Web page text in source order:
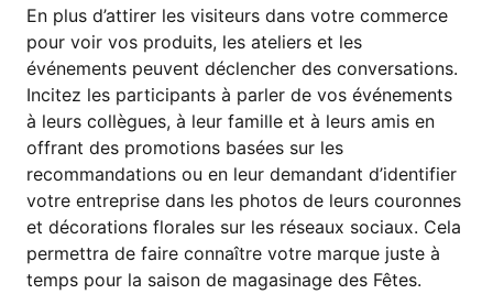
En plus d’attirer les visiteurs dans votre commerce
pour voir vos produits, les ateliers et les
événements peuvent déclencher des conversations.
Incitez les participants à parler de vos événements
à leurs collègues, à leur famille et à leurs amis en
offrant des promotions basées sur les
recommandations ou en leur demandant d’identifier
votre entreprise dans les photos de leurs couronnes
et décorations florales sur les réseaux sociaux. Cela
permettra de faire connaître votre marque juste à
temps pour la saison de magasinage des Fêtes.